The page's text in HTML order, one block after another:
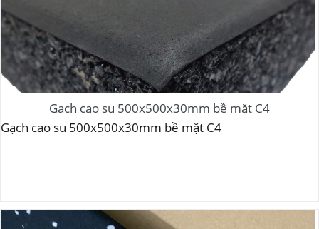
Gạch cao su 500x500x30mm bề mặt C4
Gạch cao su 500x500x30mm bề mặt C4